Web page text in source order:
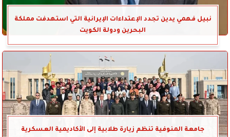
نبيل فهمي يدين تجدد الإعتداءات الإيرانية التي استهدفت مملكة
البحرين ودولة الكويت
جامعة المنوفية تنظم زيارة طلابية إلى الأكاديمية العسكرية